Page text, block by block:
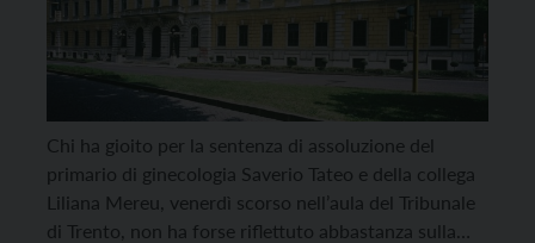
Chi ha gioito per la sentenza di assoluzione del
primario di ginecologia Saverio Tateo e della collega
Liliana Mereu, venerdì scorso nell’aula del Tribunale
di Trento, non ha forse riflettuto abbastanza sulla